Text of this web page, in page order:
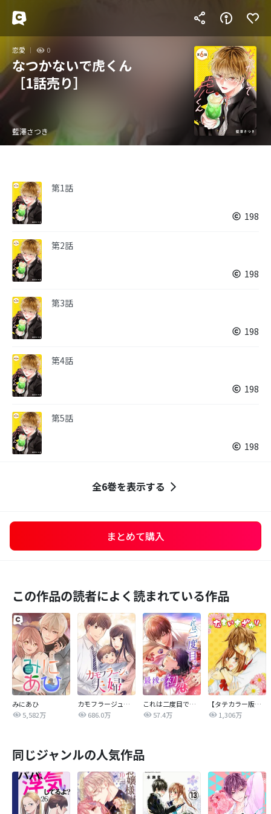
恋愛 0
なつかないで虎くん
［1話売り］
藍澤さつき
第1話
198
第2話
198
第3話
198
第4話
198
第5話
198
全6巻を表示する
まとめて購入
この作品の読者によく読まれている作品
みにあひ
5,582万
カモフラージュ夫婦
686.0万
これは二度目で最後の初恋
57.4万
【タテカラー版】なまいきざかり。
1,306万
同じジャンルの人気作品